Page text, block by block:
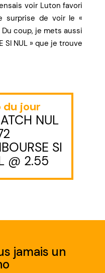
voir Luton favori
surprise de voir le «
! Du coup, je mets aussi
SI NUL » que je trouve
du jour
NUL
SI
@ 2.55
jamais un